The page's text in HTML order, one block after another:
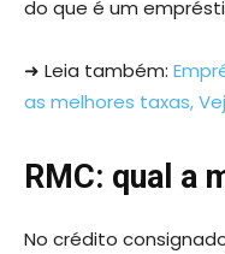
do que é um
➜ Leia também:
as melhores taxas,
RMC: qual a
No crédito